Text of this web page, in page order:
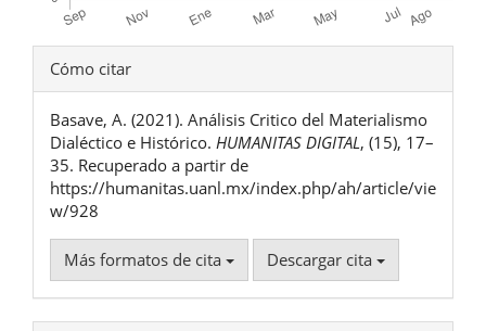
Detalles
del
artículo
Cómo citar
Basave, A. (2021). Análisis Critico del Materialismo
Dialéctico e Histórico. HUMANITAS DIGITAL, (15), 17–
35. Recuperado a partir de
https://humanitas.uanl.mx/index.php/ah/article/vie
w/928
Más formatos de cita Descargar cita